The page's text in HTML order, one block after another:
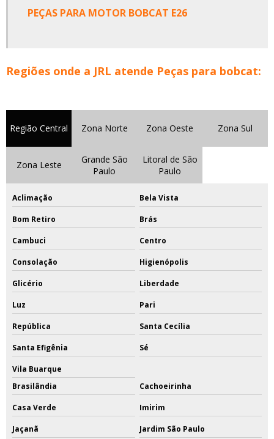
PEÇAS PARA MOTOR BOBCAT E26
Regiões onde a JRL atende Peças para bobcat:
Região Central Zona Norte Zona Oeste Zona Sul
Zona Leste
Grande São
Paulo
Litoral de São
Paulo
Aclimação Bela Vista
Bom Retiro Brás
Cambuci Centro
Consolação Higienópolis
Glicério Liberdade
Luz Pari
República Santa Cecília
Santa Efigênia Sé
Vila Buarque
Brasilândia
Cachoeirinha
Casa Verde Imirim
Jaçanã Jardim São Paulo